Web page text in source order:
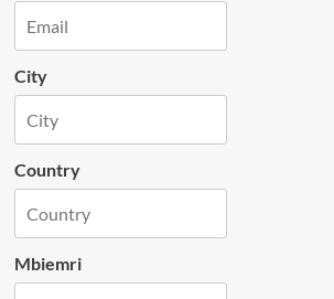
City
Country
Mbiemri